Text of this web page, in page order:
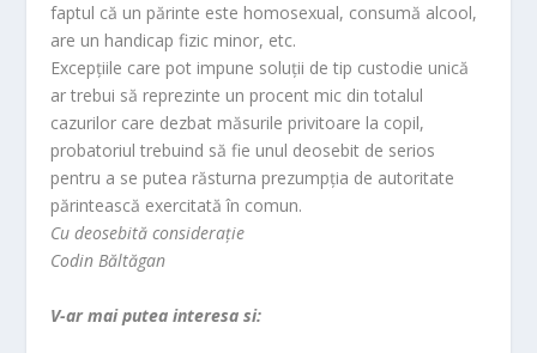
faptul că un părinte este homosexual, consumă alcool,
are un handicap fizic minor, etc.
Excepţiile care pot impune soluţii de tip custodie unică
ar trebui să reprezinte un procent mic din totalul
cazurilor care dezbat măsurile privitoare la copil,
probatoriul trebuind să fie unul deosebit de serios
pentru a se putea răsturna prezumpţia de autoritate
părintească exercitată în comun.
Cu deosebită consideraţie
Codin Băltăgan
V-ar mai putea interesa si: